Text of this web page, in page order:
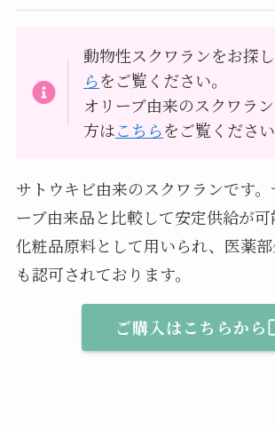
動物性スクワランをお探
らをご覧ください。
オリーブ由来のスクワラ
方はこちらをご覧ください
サトウキビ由来のスクワランです。
ーブ由来品と比較して安定供給が可
化粧品原料として用いられ、医薬
も認可されております。
ご購入はこちらから